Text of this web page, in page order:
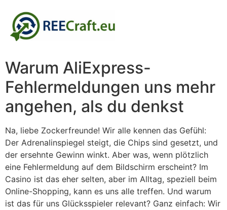
Warum AliExpress-
Fehlermeldungen uns mehr
angehen, als du denkst
Na, liebe Zockerfreunde! Wir alle kennen das Gefühl:
Der Adrenalinspiegel steigt, die Chips sind gesetzt, und
der ersehnte Gewinn winkt. Aber was, wenn plötzlich
eine Fehlermeldung auf dem Bildschirm erscheint? Im
Casino ist das eher selten, aber im Alltag, speziell beim
Online-Shopping, kann es uns alle treffen. Und warum
ist das für uns Glücksspieler relevant? Ganz einfach: Wir